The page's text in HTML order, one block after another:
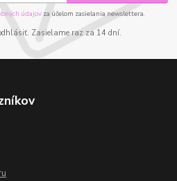
údajov za účelom zasielania newslettera.
Zasielame raz za 14 dní.